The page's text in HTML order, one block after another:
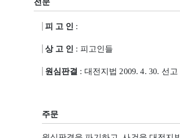
전문
피 고 인 :
상 고 인 : 피고인들
원심판결 : 대전지법 2009. 4. 30. 선고
주문